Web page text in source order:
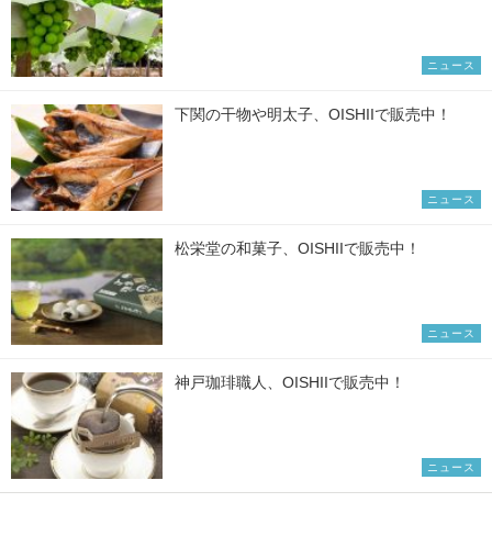
ニュース
下関の干物や明太子、OISHIIで販売中！
ニュース
松栄堂の和菓子、OISHIIで販売中！
ニュース
神戸珈琲職人、OISHIIで販売中！
ニュース